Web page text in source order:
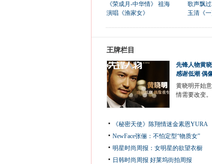
《荣成月-中华情》 祖海
演唱《渔家女》
歌声飘
玉清《一
王牌栏目
先锋人物黄晓
感谢低潮 偶
黄晓明开始
情需要改变
《秘密天使》陈翔情迷金素恩YURA
NewFace张俪：不怕定型“物质女”
明星时尚周报：女明星的欲望衣橱
日韩时尚周报 好莱坞街拍周报